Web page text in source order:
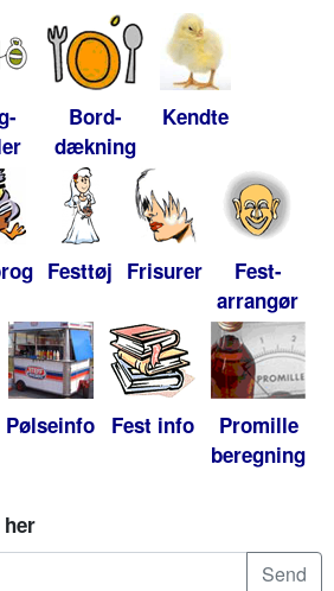
Bord-
dækning
Kendte
Festtøj Frisurer
Fest-
arrangør
Pølseinfo Fest info
Promille
beregning